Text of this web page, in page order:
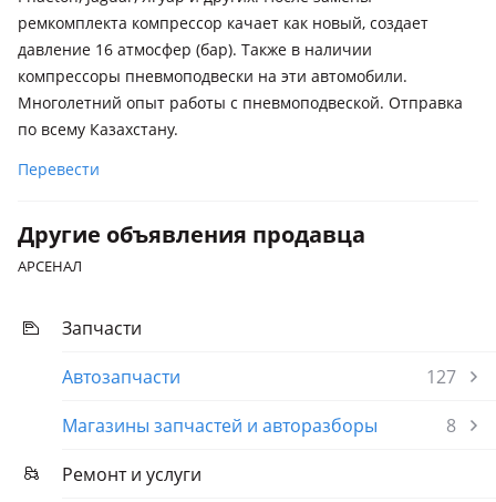
ремкомплекта компрессор качает как новый, создает
давление 16 атмосфер (бар). Также в наличии
компрессоры пневмоподвески на эти автомобили.
Многолетний опыт работы с пневмоподвеской. Отправка
по всему Казахстану.
Перевести
Другие объявления продавца
АРСЕНАЛ
Запчасти
Автозапчасти
127
Магазины запчастей и авторазборы
8
Ремонт и услуги